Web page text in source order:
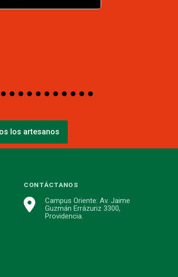
los artesanos
CONTÁCTANOS
Campus Oriente: Av. Jaime
Guzmán Errázuriz 3300,
Providencia.